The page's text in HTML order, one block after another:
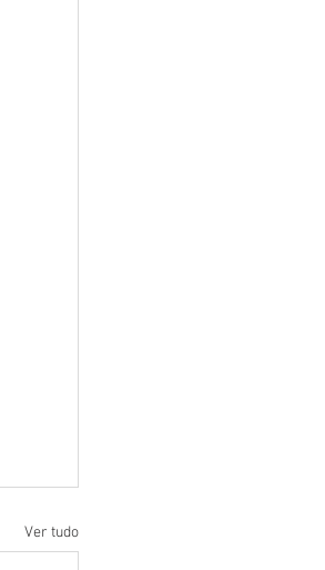
Ver tudo